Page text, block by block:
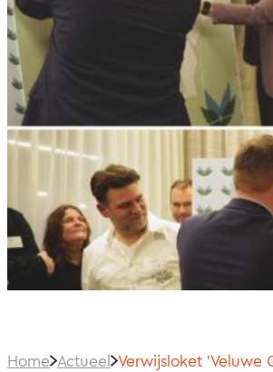
Home Actueel Verwijsloket 'Veluwe